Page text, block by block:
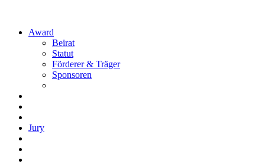
Award
Beirat
Statut
Förderer & Träger
Sponsoren
Jury